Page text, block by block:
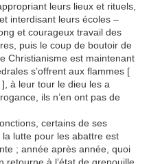
leurs lieux et rituels,
interdisant leurs écoles –
et courageux travail des
puis le coup de boutoir de
Christianisme est maintenant
s’offrent aux flammes [
], à leur tour le dieu les a
ils n’en ont pas de
certains de ses
lutte pour les abattre est
; année après année, quoi